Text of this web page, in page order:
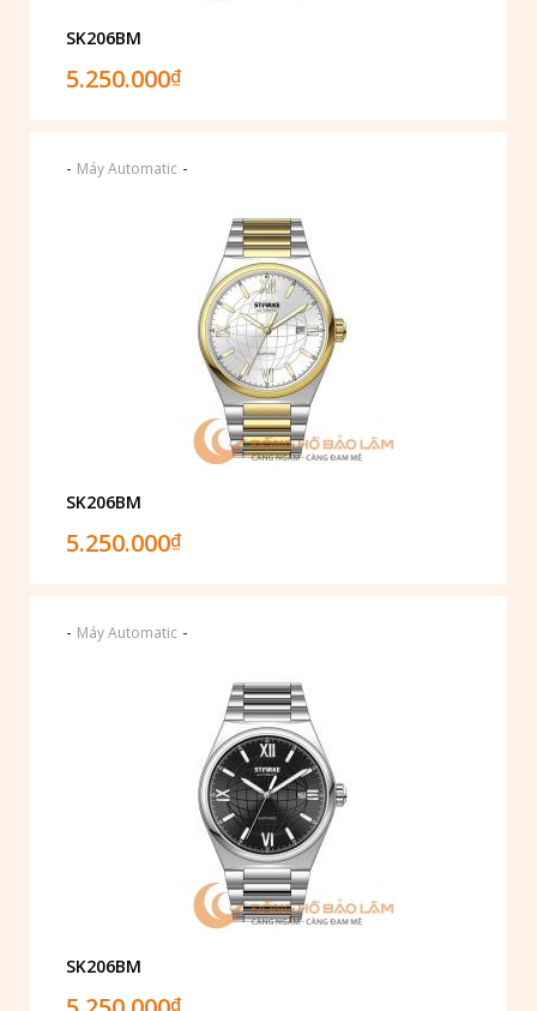
SK206BM
5.250.000₫
- Máy Automatic -
SK206BM
5.250.000₫
- Máy Automatic -
SK206BM
₫